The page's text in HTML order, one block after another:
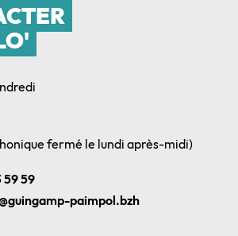
fermé le lundi après-midi)
59 59
paimpol.bzh